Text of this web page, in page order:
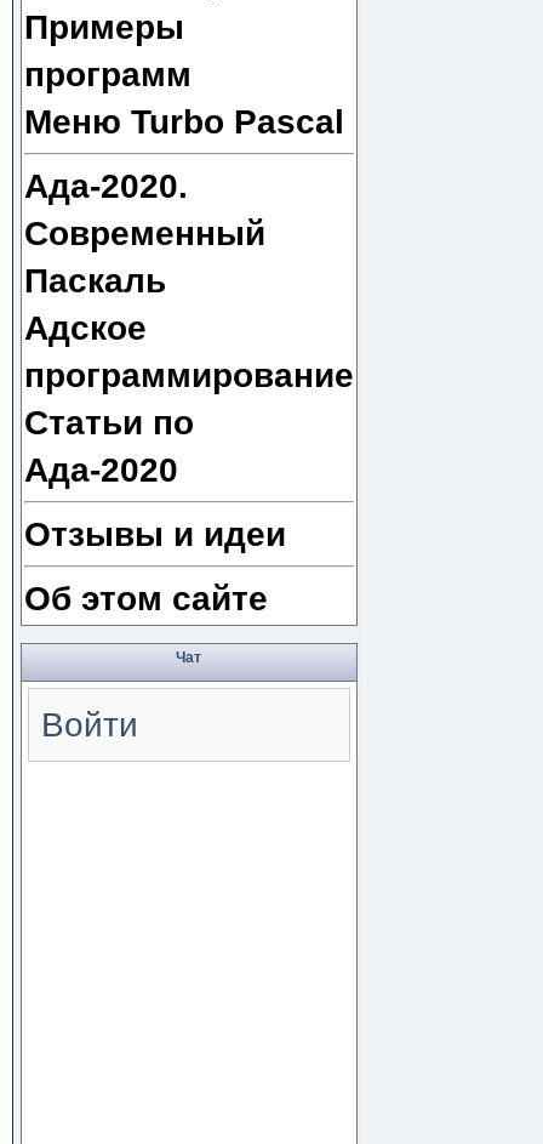
Примеры
программ
Меню Turbo Pascal
Ада-2020.
Современный
Паскаль
Адское
программирование
Статьи по
Ада-2020
Отзывы и идеи
Об этом сайте
Чат
Войти